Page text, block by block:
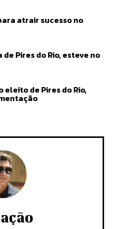
atrair sucesso no
Pires do Rio, esteve no
de Pires do Rio,